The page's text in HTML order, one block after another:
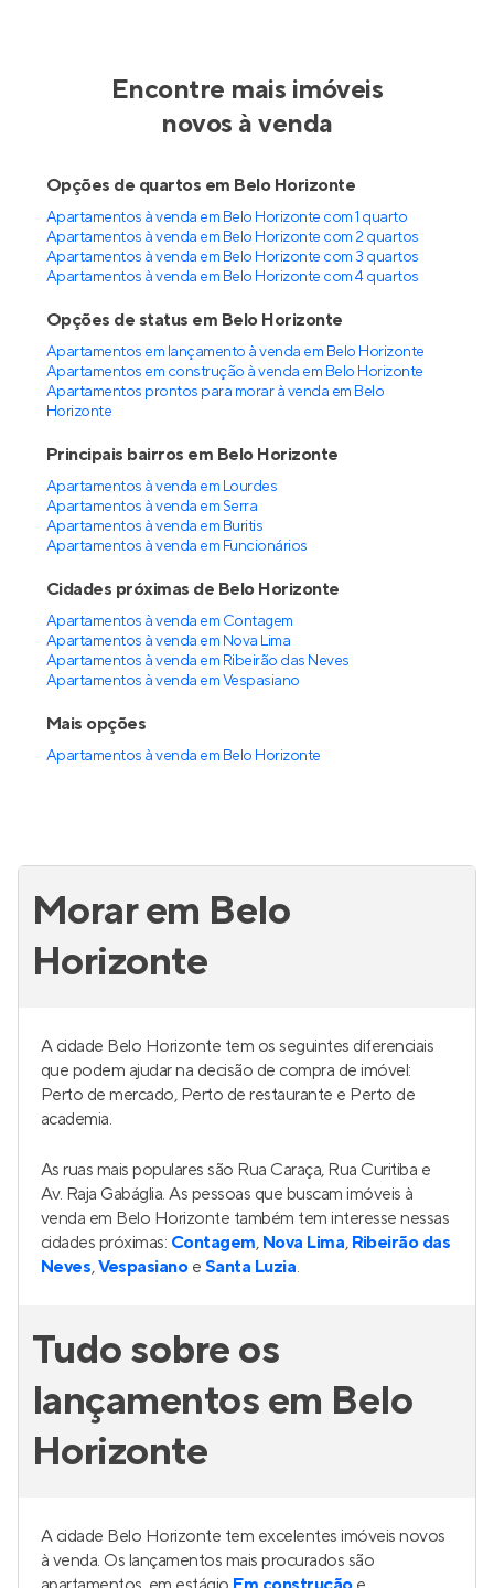
Encontre mais imóveis
novos à venda
Opções de quartos em Belo Horizonte
Apartamentos à venda em Belo Horizonte com 1 quarto
Apartamentos à venda em Belo Horizonte com 2 quartos
Apartamentos à venda em Belo Horizonte com 3 quartos
Apartamentos à venda em Belo Horizonte com 4 quartos
Opções de status em Belo Horizonte
Apartamentos em lançamento à venda em Belo Horizonte
Apartamentos em construção à venda em Belo Horizonte
Apartamentos prontos para morar à venda em Belo
Horizonte
Principais bairros em Belo Horizonte
Apartamentos à venda em Lourdes
Apartamentos à venda em Serra
Apartamentos à venda em Buritis
Apartamentos à venda em Funcionários
Cidades próximas de Belo Horizonte
Apartamentos à venda em Contagem
Apartamentos à venda em Nova Lima
Apartamentos à venda em Ribeirão das Neves
Apartamentos à venda em Vespasiano
Mais opções
Apartamentos à venda em Belo Horizonte
Morar em Belo
Horizonte
A cidade Belo Horizonte tem os seguintes diferenciais
que podem ajudar na decisão de compra de imóvel:
Perto de mercado, Perto de restaurante e Perto de
academia.
As ruas mais populares são Rua Caraça, Rua Curitiba e
Av. Raja Gabáglia. As pessoas que buscam imóveis à
venda em Belo Horizonte também tem interesse nessas
cidades próximas: Contagem, Nova Lima, Ribeirão das
Neves,Vespasianoe Santa Luzia.
Tudo sobre os
lançamentos em Belo
Horizonte
A cidade Belo Horizonte tem excelentes imóveis novos
à venda. Os lançamentos mais procurados são